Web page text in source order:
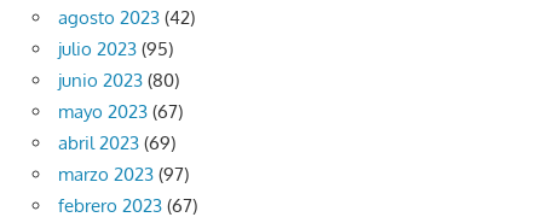
agosto 2023 (42)
julio 2023 (95)
junio 2023 (80)
mayo 2023 (67)
abril 2023 (69)
marzo 2023 (97)
febrero 2023 (67)